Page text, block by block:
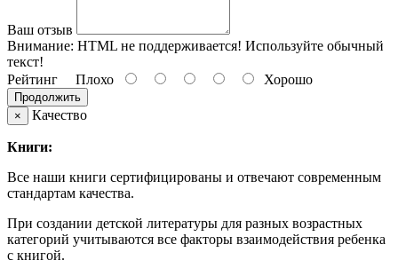
Ваш отзыв
Внимание: HTML не поддерживается! Используйте обычный
текст!
Рейтинг Плохо Хорошо
Продолжить
×
Качество
Книги:
Все наши книги сертифицированы и отвечают современным
стандартам качества.
При создании детской литературы для разных возрастных
категорий учитываются все факторы взаимодействия ребенка
с книгой.